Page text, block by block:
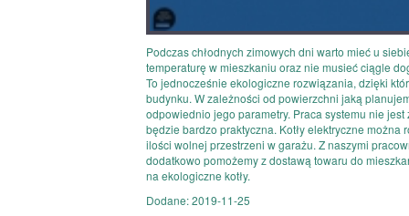
Podczas chłodnych zimowych dni warto mieć u
temperaturę w mieszkaniu oraz nie musieć ciągle
To jednocześnie ekologiczne rozwiązania, dzięki
budynku. W zależności od powierzchni jaką
odpowiednio jego parametry. Praca systemu nie
będzie bardzo praktyczna. Kotły elektryczne
ilości wolnej przestrzeni w garażu. Z naszymi
dodatkowo pomożemy z dostawą towaru do
na ekologiczne kotły.
Dodane: 2019-11-25